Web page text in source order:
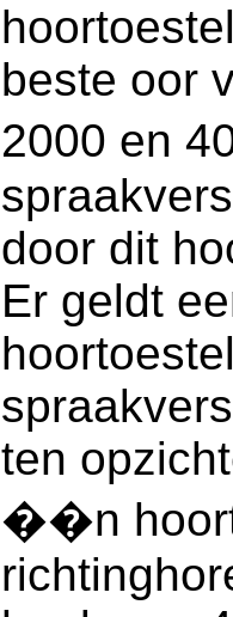
beste oor
2000 en
door dit
Er geldt
ten
��n